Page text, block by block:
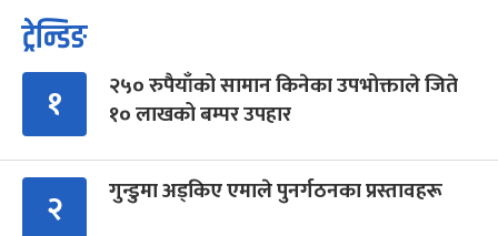
ट्रेन्डिङ
१
२५० रुपैयाँको सामान किनेका उपभोक्ताले जिते
१० लाखको बम्पर उपहार
२ गुन्डुमा अड्किए एमाले पुनर्गठनका प्रस्तावहरू